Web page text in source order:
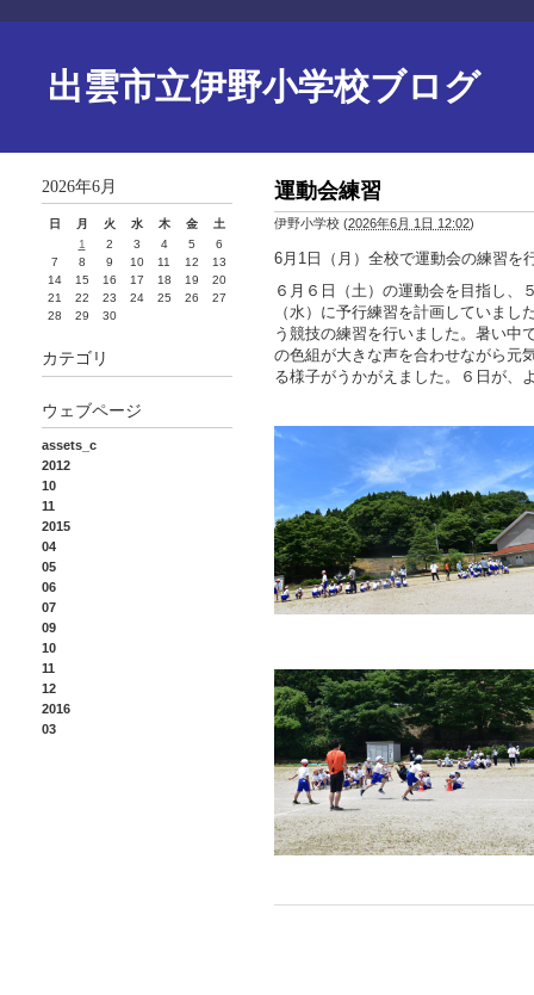
出雲市立伊野小学校ブログ
運動会練習
伊野小学校 (2026年6月 1日 12:02)
6月1日（月）全校で運動会の練習を
６月６日（土）の運動会を目指し、
（水）に予行練習を計画していま
う競技の練習を行いました。暑い中
の色組が大きな声を合わせながら元
る様子がうかがえました。６日が、
2026年6月
日 月 火 水 木 金
土
1
2 3 4 5
6
7
8 9 10 11 12
13
14
15 16 17 18 19
20
21
22 23 24 25 26
27
28
29 30
カテゴリ
ウェブページ
assets_c
2012
10
11
2015
04
05
06
07
09
10
11
12
2016
03